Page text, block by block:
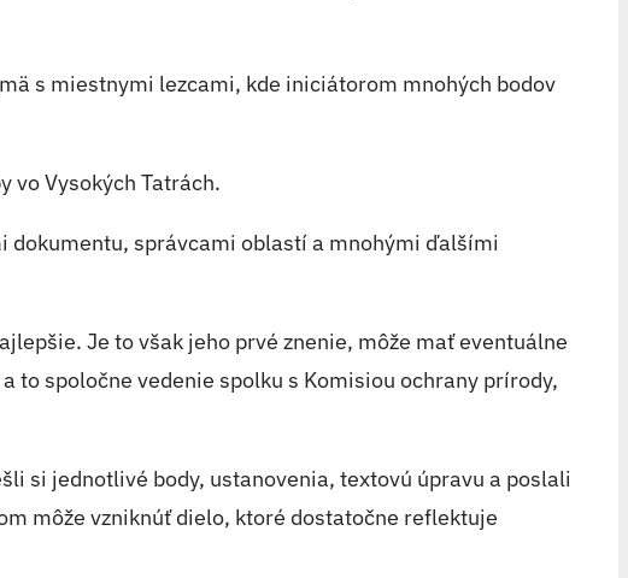
s miestnymi lezcami, kde iniciátorom mnohých bodov
vo Vysokých Tatrách.
dokumentu, správcami oblastí a mnohými ďalšími
Je to však jeho prvé znenie, môže mať eventuálne
to spoločne vedenie spolku s Komisiou ochrany prírody,
si jednotlivé body, ustanovenia, textovú úpravu a poslali
môže vzniknúť dielo, ktoré dostatočne reflektuje